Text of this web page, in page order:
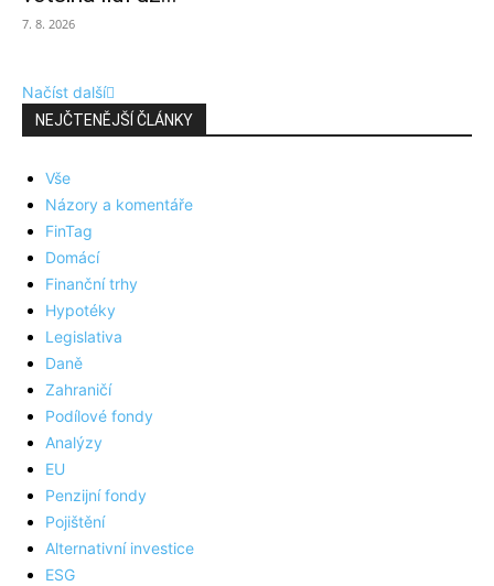
7. 8. 2026
Načíst další
NEJČTENĚJŠÍ ČLÁNKY
Vše
Názory a komentáře
FinTag
Domácí
Finanční trhy
Hypotéky
Legislativa
Daně
Zahraničí
Podílové fondy
Analýzy
EU
Penzijní fondy
Pojištění
Alternativní investice
ESG